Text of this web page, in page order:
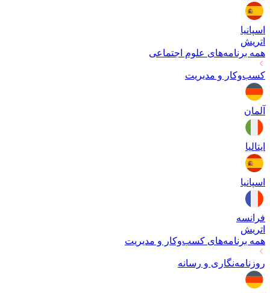
اسپانیا
اتریش
همه برنامه‌های علوم اجتماعی
کسب‌وکار و مدیریت
آلمان
ایتالیا
اسپانیا
فرانسه
اتریش
همه برنامه‌های کسب‌وکار و مدیریت
روزنامه‌نگاری و رسانه